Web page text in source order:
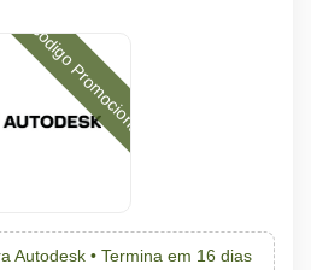
Código Promocional
Autodesk • Termina em 16 dias